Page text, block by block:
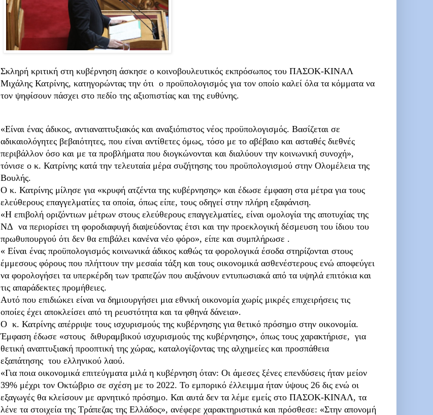
Σκληρή κριτική στη κυβέρνηση άσκησε ο κοινοβουλευτικός εκπρόσωπος του ΠΑΣΟΚ-ΚΙΝΑΛ
Μιχάλης Κατρίνης, κατηγορώντας την ότι ο προϋπολογισμός για τον οποίο καλεί όλα τα κόμματα να
τον ψηφίσουν πάσχει στο πεδίο της αξιοπιστίας και της ευθύνης.
«Είναι ένας άδικος, αντιαναπτυξιακός και αναξιόπιστος νέος προϋπολογισμός. Βασίζεται σε
αδικαιολόγητες βεβαιότητες, που είναι αντίθετες όμως, τόσο με το αβέβαιο και ασταθές διεθνές
περιβάλλον όσο και με τα προβλήματα που διογκώνονται και διαλύουν την κοινωνική συνοχή»,
τόνισε ο κ. Κατρίνης κατά την τελευταία μέρα συζήτησης του προϋπολογισμού στην Ολομέλεια της
Βουλής.
Ο κ. Κατρίνης μίλησε για «κρυφή ατζέντα της κυβέρνησης» και έδωσε έμφαση στα μέτρα για τους
ελεύθερους επαγγελματίες τα οποία, όπως είπε, τους οδηγεί στην πλήρη εξαφάνιση.
«Η επιβολή οριζόντιων μέτρων στους ελεύθερους επαγγελματίες, είναι ομολογία της αποτυχίας της
ΝΔ να περιορίσει τη φοροδιαφυγή διαψεύδοντας έτσι και την προεκλογική δέσμευση του ίδιου του
πρωθυπουργού ότι δεν θα επιβάλει κανένα νέο φόρο», είπε και συμπλήρωσε .
« Είναι ένας προϋπολογισμός κοινωνικά άδικος καθώς τα φορολογικά έσοδα στηρίζονται στους
έμμεσους φόρους που πλήττουν την μεσαία τάξη και τους οικονομικά ασθενέστερους ενώ αποφεύγει
να φορολογήσει τα υπερκέρδη των τραπεζών που αυξάνουν εντυπωσιακά από τα υψηλά επιτόκια και
τις απαράδεκτες προμήθειες.
Αυτό που επιδιώκει είναι να δημιουργήσει μια εθνική οικονομία χωρίς μικρές επιχειρήσεις τις
οποίες έχει αποκλείσει από τη ρευστότητα και τα φθηνά δάνεια».
Ο κ. Κατρίνης απέρριψε τους ισχυρισμούς της κυβέρνησης για θετικό πρόσημο στην οικονομία.
Έμφαση έδωσε «στους διθυραμβικού ισχυρισμούς της κυβέρνησης», όπως τους χαρακτήρισε, για
θετική αναπτυξιακή προοπτική της χώρας, καταλογίζοντας της αλχημείες και προσπάθεια
εξαπάτησης του ελληνικού λαού.
«Για ποια οικονομικά επιτεύγματα μιλά η κυβέρνηση όταν: Οι άμεσες ξένες επενδύσεις ήταν μείον
39% μέχρι τον Οκτώβριο σε σχέση με το 2022. Το εμπορικό έλλειμμα ήταν ύψους 26 δις ενώ οι
εξαγωγές θα κλείσουν με αρνητικό πρόσημο. Και αυτά δεν τα λέμε εμείς στο ΠΑΣΟΚ-ΚΙΝΑΛ, τα
λένε τα στοιχεία της Τράπεζας της Ελλάδος», ανέφερε χαρακτηριστικά και πρόσθεσε: «Στην απονομή